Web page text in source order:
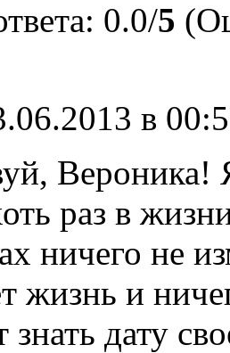
0.0/5
в
раз в
ничего не
жизнь и
дату